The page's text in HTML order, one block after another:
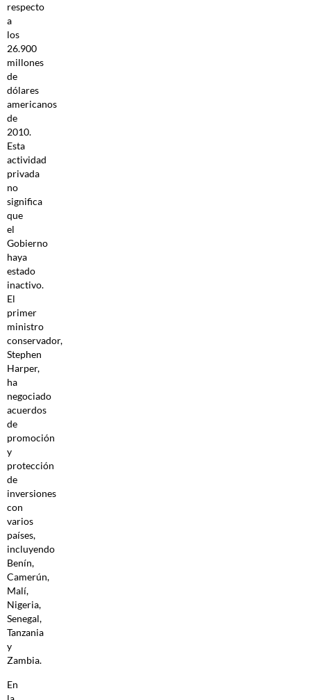
respecto
a
los
26.900
millones
de
dólares
americanos
de
2010.
Esta
actividad
privada
no
significa
que
el
Gobierno
haya
estado
inactivo.
El
primer
ministro
conservador,
Stephen
Harper,
ha
negociado
acuerdos
de
promoción
y
protección
de
inversiones
con
varios
países,
incluyendo
Benín,
Camerún,
Malí,
Nigeria,
Senegal,
Tanzania
y
Zambia.
En